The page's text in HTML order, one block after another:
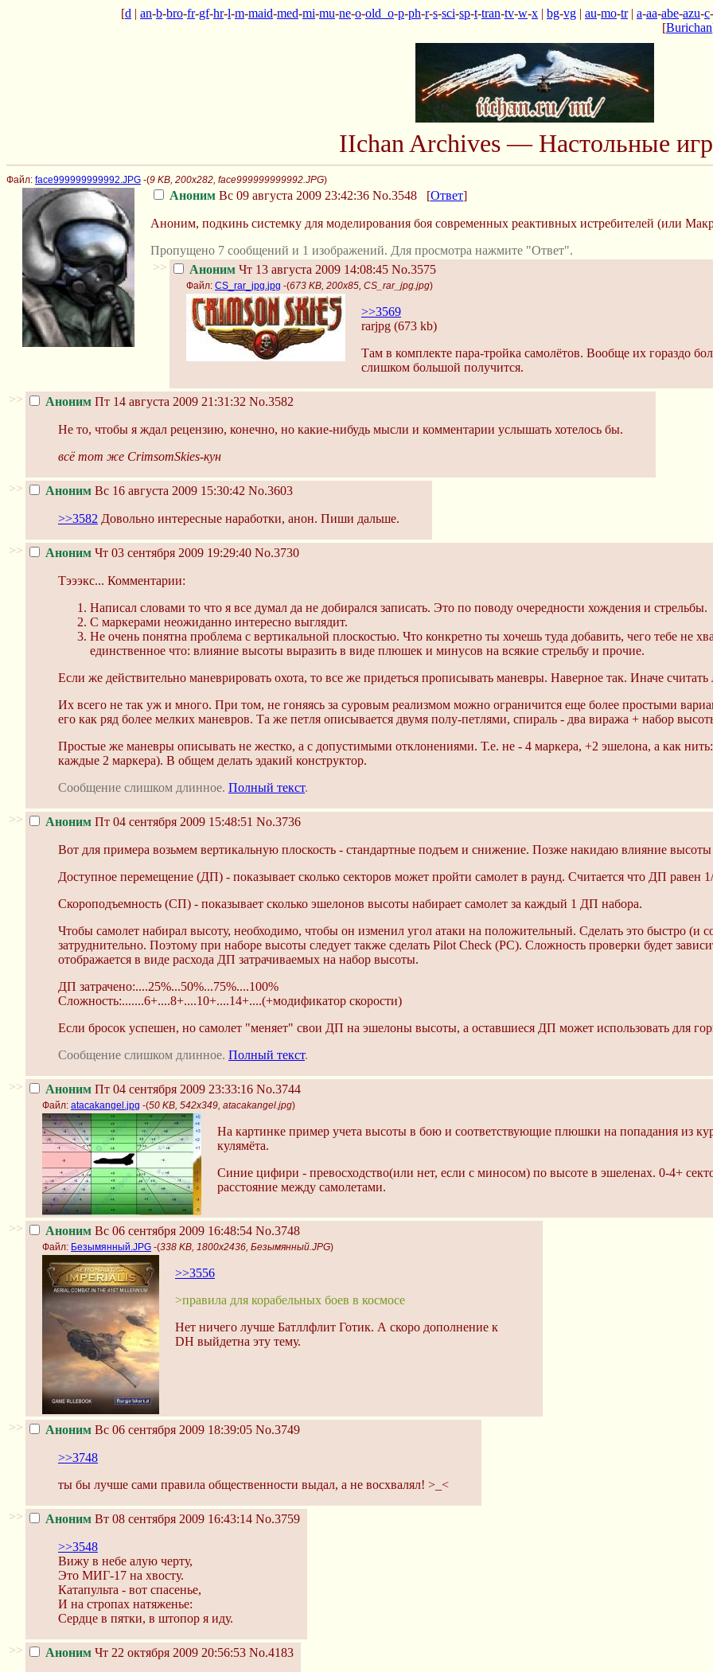
[d | an-b-bro-fr-gf-hr-l-m-maid-med-mi-mu-ne-o-old_o-p-ph-r-s-sci-sp-t-tran-tv-w-x | bg-vg | au-mo-tr| a-aa-abe-azu-c-
[Burichan
IIchan Archives — Настольные
Файл: face999999999992.JPG -(9 KB, 200x282, face999999999992.JPG)
Аноним Вс 09 августа 2009 23:42:36 No.3548 [Ответ]
Аноним, подкинь системку для моделирования боя современных реактивных истребителей (или
Пропущено 7 сообщений и 1 изображений. Для просмотра нажмите "Ответ".
>>
Аноним Чт 13 августа 2009 14:08:45 No.3575
Файл: CS_rar_jpg.jpg -(673 KB, 200x85, CS_rar_jpg.jpg)
>>3569
rarjpg (673 kb)
Там в комплекте пара-тройка самолётов. Вообще их гораздо
слишком большой получится.
>> Аноним Пт 14 августа 2009 21:31:32 No.3582
Не то, чтобы я ждал рецензию, конечно, но какие-нибудь мысли и комментарии услышать хотелось бы.
всё тот же CrimsomSkies-кун
>> Аноним Вс 16 августа 2009 15:30:42 No.3603
>>3582 Довольно интересные наработки, анон. Пиши дальше.
>> Аноним Чт 03 сентября 2009 19:29:40 No.3730
Тэээкс... Комментарии:
Написал словами то что я все думал да не добирался записать. Это по поводу очередности хождения и стрельбы.
С маркерами неожиданно интересно выглядит.
Не очень понятна проблема с вертикальной плоскостью. Что конкретно ты хочешь туда добавить, чего тебе не
единственное что: влияние высоты выразить в виде плюшек и минусов на всякие стрельбу и прочие.
Если же действительно маневрировать охота, то все же придеться прописывать маневры. Наверное так. Иначе
Их всего не так уж и много. При том, не гоняясь за суровым реализмом можно ограничится еще более простыми
его как ряд более мелких маневров. Та же петля описывается двумя полу-петлями, спираль - два виража + набор
Простые же маневры описывать не жестко, а с допустимыми отклонениями. Т.е. не - 4 маркера, +2 эшелона, а как
каждые 2 маркера). В общем делать эдакий конструктор.
Сообщение слишком длинное. Полный текст.
>> Аноним Пт 04 сентября 2009 15:48:51 No.3736
Вот для примера возьмем вертикальную плоскость - стандартные подъем и снижение. Позже накидаю влияние
Доступное перемещение (ДП) - показывает сколько секторов может пройти самолет в раунд. Считается что ДП равен
Скороподъемность (СП) - показывает сколько эшелонов высоты набирает самолет за каждый 1 ДП набора.
Чтобы самолет набирал высоту, необходимо, чтобы он изменил угол атаки на положительный. Сделать это быстро (и
затруднительно. Поэтому при наборе высоты следует также сделать Pilot Check (PC). Сложность проверки будет
отображается в виде расхода ДП затрачиваемых на набор высоты.
ДП затрачено:....25%...50%...75%....100%
Сложность:.......6+....8+....10+....14+....(+модификатор скорости)
Если бросок успешен, но самолет "меняет" свои ДП на эшелоны высоты, а оставшиеся ДП может использовать для
Сообщение слишком длинное. Полный текст.
>> Аноним Пт 04 сентября 2009 23:33:16 No.3744
Файл: atacakangel.jpg -(50 KB, 542x349, atacakangel.jpg)
На картинке пример учета высоты в бою и соответствующие плюшки на попадания из
кулямёта.
Синие цифири - превосходство(или нет, если с миносом) по высоте в эшеленах. 0-4+
расстояние между самолетами.
>> Аноним Вс 06 сентября 2009 16:48:54 No.3748
Файл: Безымянный.JPG -(338 KB, 1800x2436, Безымянный.JPG)
>>3556
>правила для корабельных боев в космосе
Нет ничего лучше Батллфлит Готик. А скоро дополнение к
DH выйдетна эту тему.
>> Аноним Вс 06 сентября 2009 18:39:05 No.3749
>>3748
ты бы лучше сами правила общественности выдал, а не восхвалял! >_<
>> Аноним Вт 08 сентября 2009 16:43:14 No.3759
>>3548
Вижу в небе алую черту,
Это МИГ-17 на хвосту.
Катапульта - вот спасенье,
И на стропах натяженье:
Сердце в пятки, в штопор я иду.
>> Аноним Чт 22 октября 2009 20:56:53 No.4183